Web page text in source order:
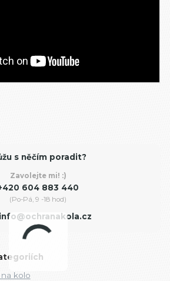
s něčím poradit?
Zavolejte mi! :)
604 883 440
(Po-Pá, 9 -18 hod)
info@ochranakola.cz
kolo